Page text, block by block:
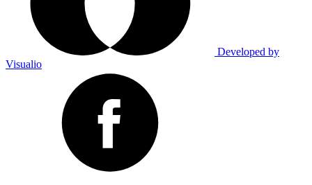
Developed by
Visualio